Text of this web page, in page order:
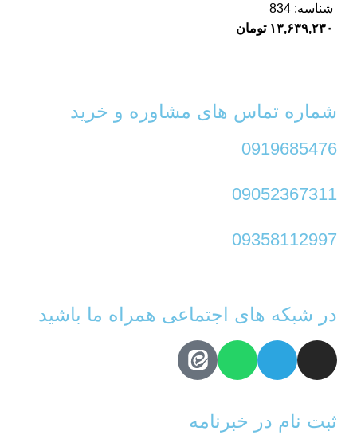
شناسه: 834
۱۳,۶۳۹,۲۳۰ تومان
شماره تماس های مشاوره و خرید
0919685476
09052367311
09358112997
در شبکه های اجتماعی همراه ما باشید
ثبت نام در خبرنامه